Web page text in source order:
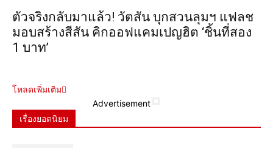
ตัวจริงกลับมาแล้ว! วัตสัน บุกสวนลุมฯ แฟลช
มอบสร้างสีสัน คิกออฟแคมเปญฮิต ‘ชิ้นที่สอง
1 บาท’
โหลดเพิ่มเติม
Advertisement
เรื่องยอดนิยม